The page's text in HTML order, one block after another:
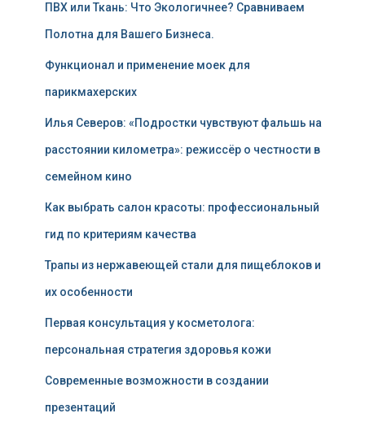
ПВХ или Ткань: Что Экологичнее? Сравниваем
Полотна для Вашего Бизнеса.
Функционал и применение моек для
парикмахерских
Илья Северов: «Подростки чувствуют фальшь на
расстоянии километра»: режиссёр о честности в
семейном кино
Как выбрать салон красоты: профессиональный
гид по критериям качества
Трапы из нержавеющей стали для пищеблоков и
их особенности
Первая консультация у косметолога:
персональная стратегия здоровья кожи
Современные возможности в создании
презентаций